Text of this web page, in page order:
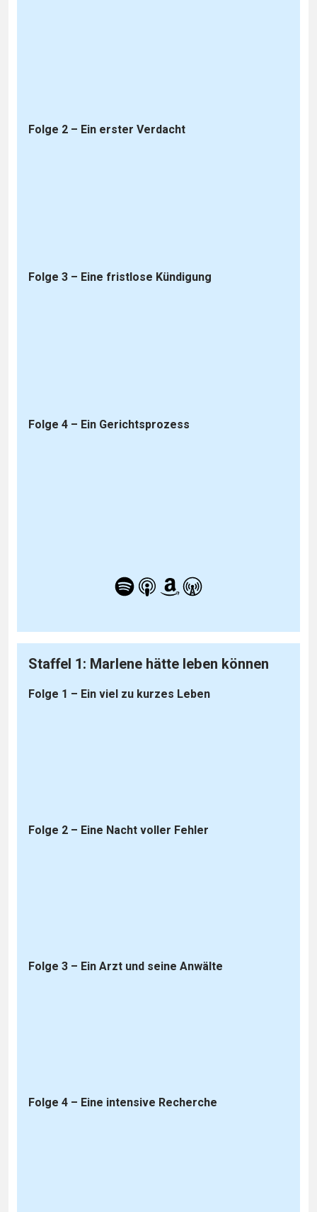
Folge 2 – Ein erster Verdacht
Folge 3 – Eine fristlose Kündigung
Folge 4 – Ein Gerichtsprozess
Staffel 1: Marlene hätte leben können
Folge 1 – Ein viel zu kurzes Leben
Folge 2 – Eine Nacht voller Fehler
Folge 3 – Ein Arzt und seine Anwälte
Folge 4 – Eine intensive Recherche